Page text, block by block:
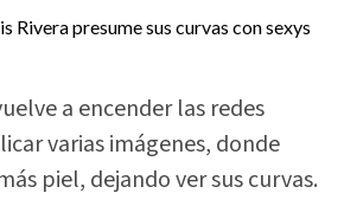
a encender las redes
varias imágenes, donde
piel, dejando ver sus curvas.